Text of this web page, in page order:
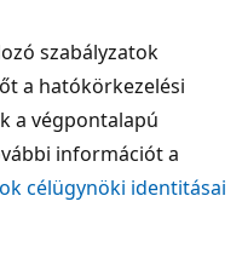
szabályzatok
a hatókörkezelési
a végpontalapú
információt a
célügynöki identitásai